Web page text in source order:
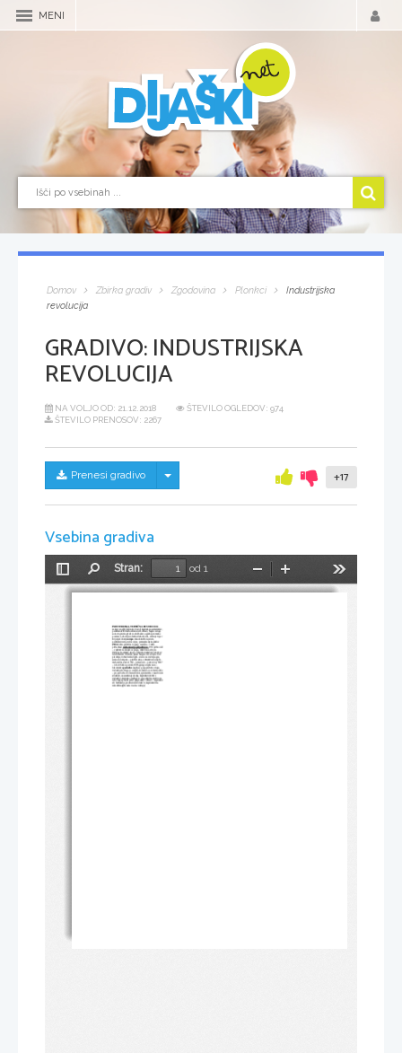
MENI
Domov Zbirka gradiv Zgodovina Plonkci
Industrijska
revolucija
GRADIVO:INDUSTRIJSKA
REVOLUCIJA
NA VOLJO OD: 21.12.2018
ŠTEVILO OGLEDOV: 974
ŠTEVILO PRENOSOV: 2267
Prenesi gradivo Skrij/prikaži meni +17
Vsebina gradiva
Preklopi
stransko
Stran:
od 1
Pomanjšaj
INDUSTRIJSKA, TEHNIČNA REVOLUCIJA:
zakaj v angliji: kolonije: dovolj kapitala posameznikov,
parlamentarni buržuazni sistem oblasti, bogate zaloge
surovin, premog železo cink baker, ugodne prometne
povezave, dovolj svobodne delovne sile, večanje trga ->
širjenje kolonij europa: absulotistični system,
partikularizem, stalne vojne, pomanjkanje kapitalov
ZDA dobre politične in gosp. razmere – velika
prihodnost mehanizacija poljedelstva: 1701 jethro tull
– vejalnik za konjsko vprego, mlatilnica, stroj za
čiščenje bombaža; stroji v tekstilni industriji: john kay:
leteči tkalski čolniček, james hargreaves: stroj za fino
predenje, richard arkwright – statva na vodni pogon,
samuel crompton – predilni stroj, edmutid cartwright –
mehanična statva 1769 – james watt – parni stroj, 1807
– robert fulton- parnik, 1885 george stephenson –
lokomotiva posledice anglija v gosp. prehiti evropo,
industrijsko blago je cenejše, konkurenca ročnemu delu
– propad cehov in manufaktur, spremembe v naselitveni
strukturi, onesnaženje okolja, kapitalisti dobili z
industrijo kapitalno podlago svoje politične moči in na
račun tega postali pravi gospodarji v državi::: kapitalisti
ali buržuazija, proletariat ali delavci, kapitalistično
izkoriščanje(ženske in otroci delajo)